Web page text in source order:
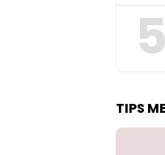
5
TIPS